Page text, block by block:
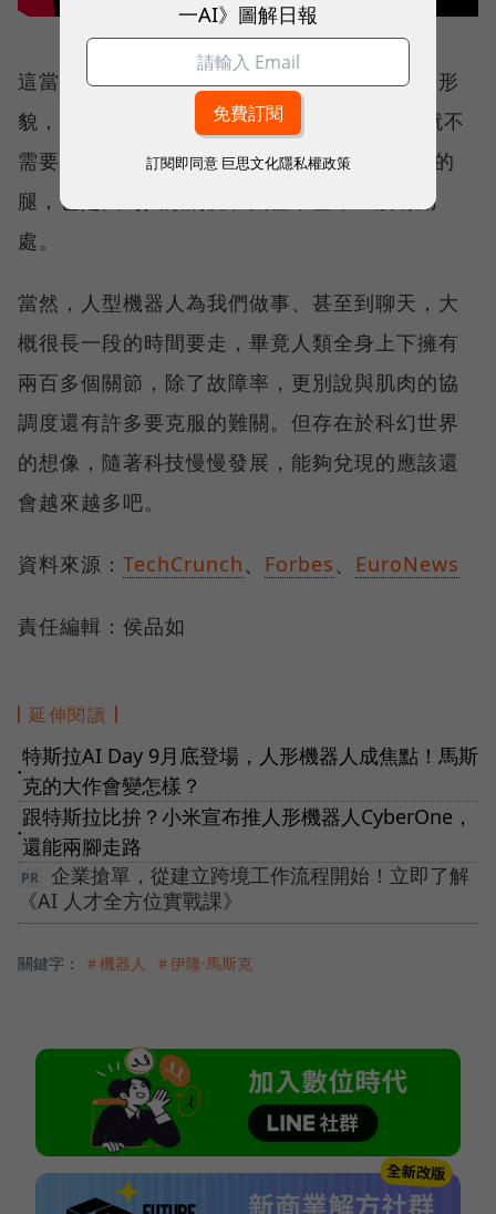
這當然不是說所有的機器人都應該要具有人的形
貌，像是iRobot，有個明確、單一的任務，就不
需要過於複雜的形體。Robonaut擁有非人類的
腿，也是因為人類的腿在太空中基本上沒有用
處。
當然，人型機器人為我們做事、甚至到聊天，大
概很長一段的時間要走，畢竟人類全身上下擁有
兩百多個關節，除了故障率，更別說與肌肉的協
調度還有許多要克服的難關。但存在於科幻世界
的想像，隨著科技慢慢發展，能夠兌現的應該還
會越來越多吧。
資料來源： TechCrunch、 Forbes、 EuroNews
責任編輯：侯品如
延伸閱讀
●
特斯拉AI Day 9月底登場，人形機器人成焦點！馬斯
克的大作會變怎樣？
●
跟特斯拉比拚？小米宣布推人形機器人CyberOne，
還能兩腳走路
企業搶單，從建立跨境工作流程開始！立即了解
《AI 人才全方位實戰課》
關鍵字： ＃機器人 ＃伊隆·馬斯克
一AI》圖解日報
訂閱即同意 巨思文化隱私權政策